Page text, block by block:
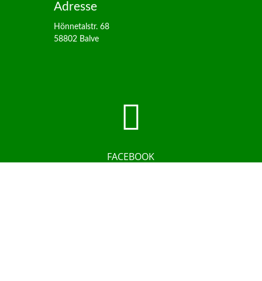
Adresse
Hönnetalstr. 68
58802 Balve

FACEBOOK